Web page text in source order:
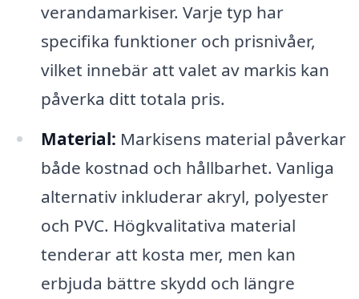
verandamarkiser. Varje typ har
specifika funktioner och prisnivåer,
vilket innebär att valet av markis kan
påverka ditt totala pris.
Material: Markisens material påverkar
både kostnad och hållbarhet. Vanliga
alternativ inkluderar akryl, polyester
och PVC. Högkvalitativa material
tenderar att kosta mer, men kan
erbjuda bättre skydd och längre